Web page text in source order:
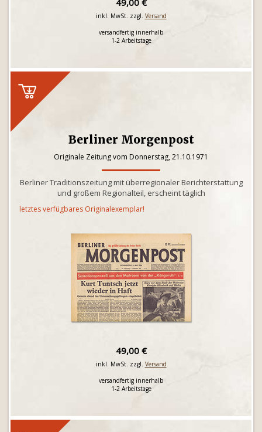
49,00 €
inkl. MwSt. zzgl. Versand
versandfertig innerhalb
1-2 Arbeitstage
Berliner Morgenpost
Originale Zeitung vom Donnerstag, 21.10.1971
Berliner Traditionszeitung mit überregionaler Berichterstattung
und großem Regionalteil, erscheint täglich
letztes verfügbares Originalexemplar!
49,00 €
inkl. MwSt. zzgl. Versand
versandfertig innerhalb
1-2 Arbeitstage